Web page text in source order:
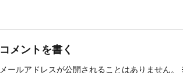
コメントを書く
メールアドレスが公開されることはありません。